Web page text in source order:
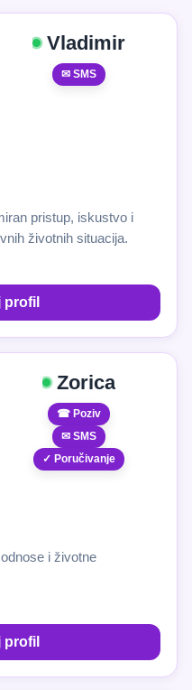
Vladimir
✉ SMS
pristup, iskustvo i
životnih situacija.
profil
Zorica
☎ Poziv
✉ SMS
✓ Poručivanje
i životne
profil